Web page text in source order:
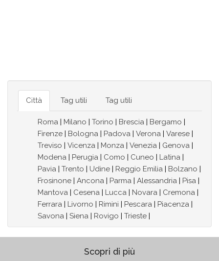
Città Tag utili Tag utili
Roma Milano Torino Brescia Bergamo
Firenze
Bologna Padova Verona Varese
Treviso
Vicenza Monza Venezia Genova
Modena
Perugia Como Cuneo Latina
Pavia
Trento Udine Reggio Emilia Bolzano
Frosinone
Ancona Parma Alessandria Pisa
Mantova
Cesena Lucca Novara Cremona
Ferrara
Livorno Rimini Pescara Piacenza
Savona
Siena Rovigo Trieste
Scopri di più